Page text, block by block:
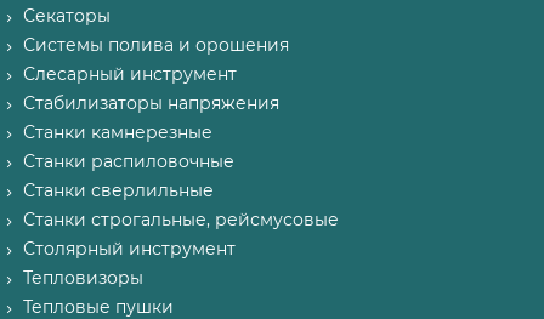
Секаторы
Системы полива и орошения
Слесарный инструмент
Стабилизаторы напряжения
Станки камнерезные
Станки распиловочные
Станки сверлильные
Станки строгальные, рейсмусовые
Столярный инструмент
Тепловизоры
Тепловые пушки